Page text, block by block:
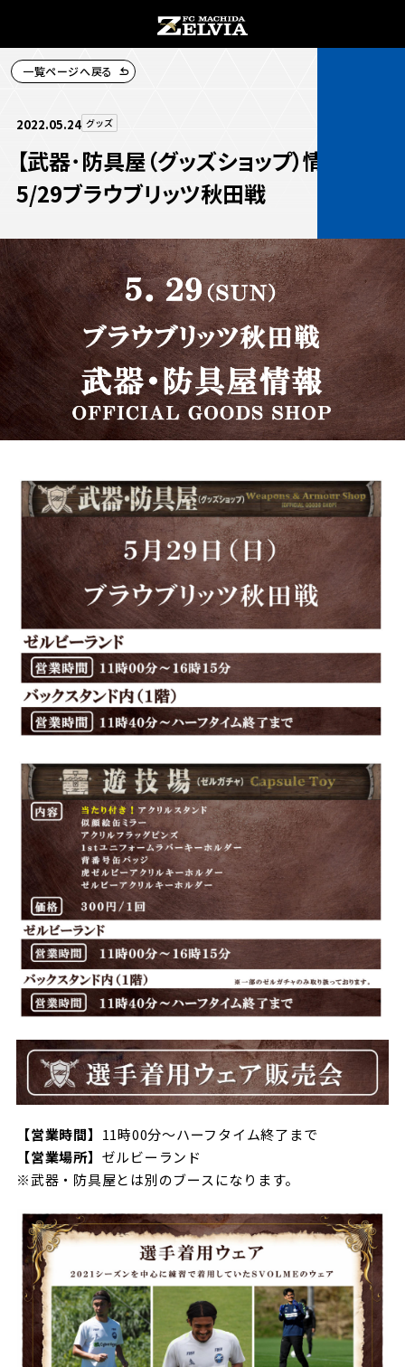
お知らせトップ
TOPチーム
試合情報
チケット
イベント
グッズ
メディア
ホームタウン活動
アカデミー
スクール
その他
試合情報
試合情報トップ
試合データ
試合日程・結果
観戦する
観戦するトップ
チケット購入
チケット購入手順
チケット販売スケジュール
️スタジアムを知る
スタジアムアクセス
スタジアムマップ
観戦方法を知る
観戦マナー＆ルール
ビジターサポーターの皆様へ
車イスでの観戦
試合運営管理規程
クラブを知る
ＦＣ町田ゼルビアについて
選手・スタッフ紹介
ファンになる
ファンになるトップ
ファンクラブ
クラブゼルビスタへの入会
シーズンシート
ＦＣ町田ゼルビアをサポート
トレーニングの見学・ファンサービス
ボランティア
ＦＣ町田ゼルビアカレンダー
三輪緑山ベースを利用
三輪緑山ベースご利用案内
グッズを買う
グッズを買うトップ
オンラインストア
ユニフォーム
ホームタウン
ホームタウントップ
ゼルビアアシスト募集
ゼルナビ
ゼル塾
ＦＣ町田ゼルビアスポーツクラブ
ＦＣ町田ゼルビアアカデミー
ゼルビアフットサルパーク
パートナー
パートナートップ
パートナー企業一覧
お問い合わせ利用規約肖像権・ロゴについて
一覧ページへ戻る
2022.05.24 グッズ
【武器･防具屋（グッズショップ）情報】
5/29ブラウブリッツ秋田戦
【営業時間】 11時00分～ハーフタイム終了まで
【営業場所】 ゼルビーランド
※武器・防具屋とは別のブースになります。